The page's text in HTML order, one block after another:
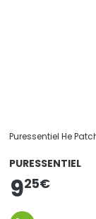
Puressentiel He
PURESSENTIEL
925€